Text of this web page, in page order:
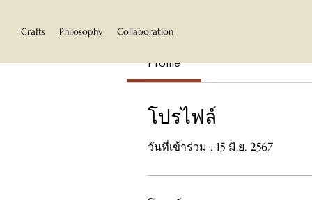
Crafts Philosophy Collaboration
Profile
โปรไฟล์
วันที่เข้าร่วม : 15 มิ.ย. 2567